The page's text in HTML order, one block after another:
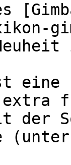
extra
der